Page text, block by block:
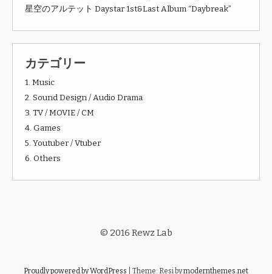
星空のアルテット Daystar 1st&Last Album “Daybreak”
カテゴリー
1. Music
2. Sound Design / Audio Drama
3. TV / MOVIE / CM
4. Games
5. Youtuber / Vtuber
6. Others
© 2016 Rewz Lab
Proudly powered by WordPress Theme: Resi bymodernthemes.net